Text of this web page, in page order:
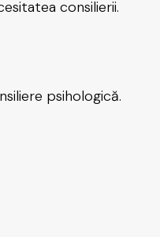
consilierii.
psihologică.